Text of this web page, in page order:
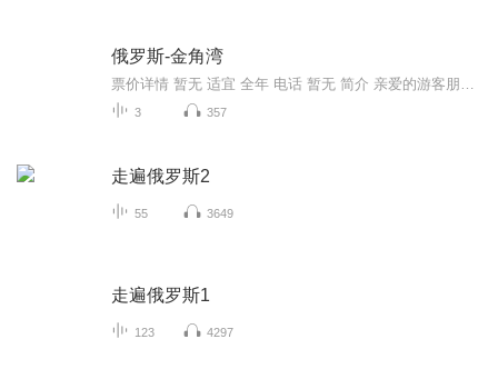
俄罗斯-金角湾
3 357
走遍俄罗斯2
55 3649
走遍俄罗斯1
123 4297